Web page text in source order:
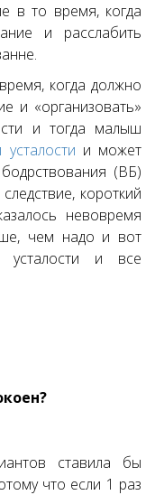
в то время, когда
и расслабить
когда должно
и «организовать»
и тогда малыш
усталости и может
(ВБ)
короткий
невовремя
чем надо и вот
усталости и все
ставила бы
что если 1 раз